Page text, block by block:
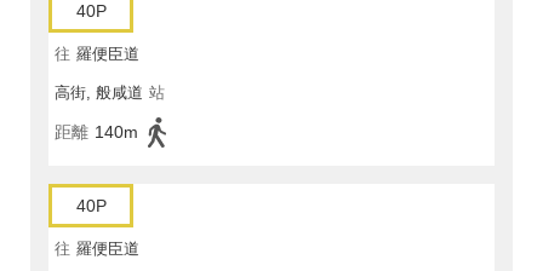
40P
往 羅便臣道
高街, 般咸道 站
距離 140m
40P
往 羅便臣道